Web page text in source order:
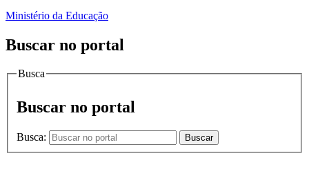
Ministério da Educação
Buscar no portal
Busca
Buscar no portal
Busca: Buscar